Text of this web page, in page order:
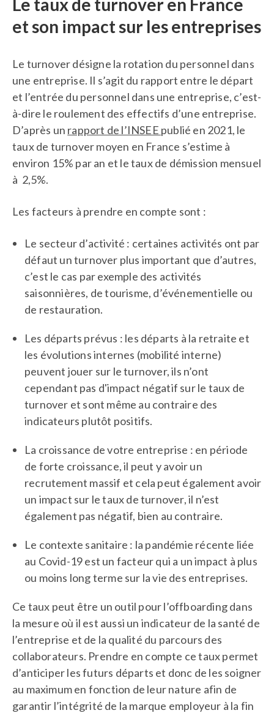
Le taux de turnover en France
et son impact sur les entreprises
Le turnover désigne la rotation du personnel dans
une entreprise. Il s’agit du rapport entre le départ
et l’entrée du personnel dans une entreprise, c’est-
à-dire le roulement des effectifs d’une entreprise.
D’après un rapport de l’INSEE publié en 2021, le
taux de turnover moyen en France s’estime à
environ 15% par an et le taux de démission mensuel
à 2,5%.
Les facteurs à prendre en compte sont :
Le secteur d’activité : certaines activités ont par
défaut un turnover plus important que d’autres,
c’est le cas par exemple des activités
saisonnières, de tourisme, d’événementielle ou
de restauration.
Les départs prévus : les départs à la retraite et
les évolutions internes (mobilité interne)
peuvent jouer sur le turnover, ils n’ont
cependant pas d'impact négatif sur le taux de
turnover et sont même au contraire des
indicateurs plutôt positifs.
La croissance de votre entreprise : en période
de forte croissance, il peut y avoir un
recrutement massif et cela peut également avoir
un impact sur le taux de turnover, il n’est
également pas négatif, bien au contraire.
Le contexte sanitaire : la pandémie récente liée
au Covid-19 est un facteur qui a un impact à plus
ou moins long terme sur la vie des entreprises.
Ce taux peut être un outil pour l’offboarding dans
la mesure où il est aussi un indicateur de la santé de
l’entreprise et de la qualité du parcours des
collaborateurs. Prendre en compte ce taux permet
d’anticiper les futurs départs et donc de les soigner
au maximum en fonction de leur nature afin de
garantir l’intégrité de la marque employeur à la fin